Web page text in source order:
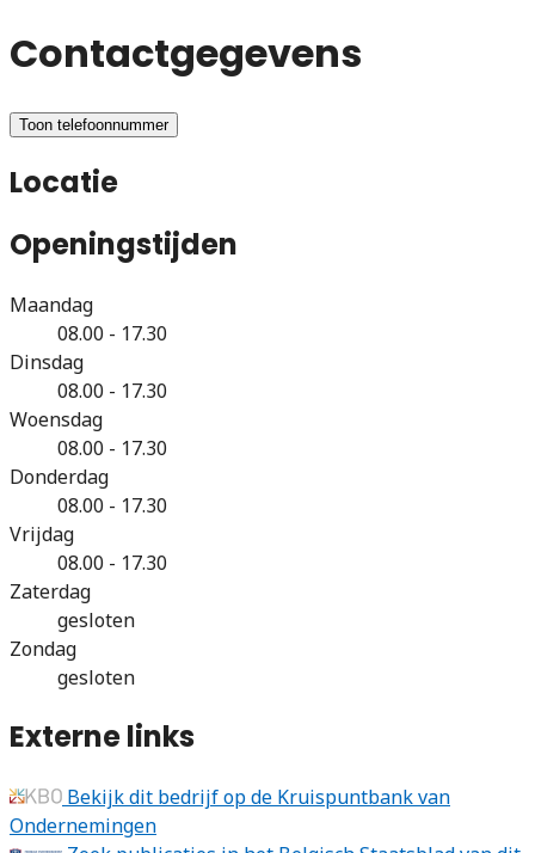
Contactgegevens
Toon telefoonnummer
Locatie
Openingstijden
Maandag
08.00 - 17.30
Dinsdag
08.00 - 17.30
Woensdag
08.00 - 17.30
Donderdag
08.00 - 17.30
Vrijdag
08.00 - 17.30
Zaterdag
gesloten
Zondag
gesloten
Externe links
Bekijk dit bedrijf op de Kruispuntbank van
Ondernemingen